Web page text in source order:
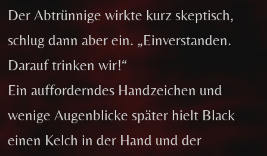
Der Abtrünnige wirkte kurz skeptisch,
schlug dann aber ein. „Einverstanden.
Darauf trinken wir!“
Ein aufforderndes Handzeichen und
wenige Augenblicke später hielt Black
einen Kelch in der Hand und der